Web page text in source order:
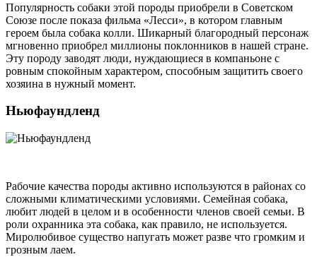
Популярность собаки этой породы приобрели в Советском
Союзе после показа фильма «Лесси», в котором главным
героем была собака колли. Шикарный благородный персонаж
мгновенно приобрел миллионы поклонников в нашей стране.
Эту породу заводят люди, нуждающиеся в компаньоне с
ровным спокойным характером, способным защитить своего
хозяина в нужный момент.
Ньюфаундленд
Рабочие качества породы активно используются в районах со
сложными климатическими условиями. Семейная собака,
любит людей в целом и в особенности членов своей семьи. В
роли охранника эта собака, как правило, не используется.
Миролюбивое существо напугать может разве что громким и
грозным лаем.